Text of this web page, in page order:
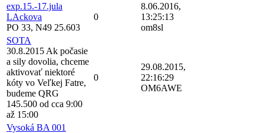
exp.15.-17.jula
LAckova
PO 33, N49 25.603
0
8.06.2016,
13:25:13
om8sl
SOTA
30.8.2015 Ak počasie
a sily dovolia, chceme
aktivovať niektoré
kóty vo Veľkej Fatre,
budeme QRG
145.500 od cca 9:00
až 15:00
0
29.08.2015,
22:16:29
OM6AWE
Vysoká BA 001